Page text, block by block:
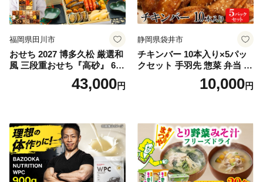
福岡県田川市
おせち 2027 博多久松 厳選和
風 三段重おせち『高砂』 6.5
寸 3段重 2～3人前 おせち料
理 重箱 お正月 冷凍おせち 縁
ち 本格おせち おせち予約 年
末 年始 お取り寄せ 新春 贅沢
おせち こだわりおせち 惣菜
老舗おせち ふるさと納税お
せち 御節 お節料理 正月 調理
不要 おせち料理2027
43,000円
静岡県袋井市
チキンバー 10本入り×5パッ
クセット 手羽先 惣菜 弁当 お
かず お酒 おつまみ ギフト キ
ャンプ アウトドア キャンプ
10,000円